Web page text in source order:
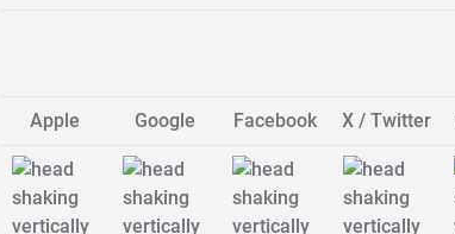
Apple Google Facebook X / Twitter